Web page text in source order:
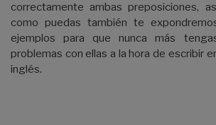
correctamente ambas preposiciones,
como puedas también te
ejemplos para que nunca más
problemas con ellas a la hora de escribir
inglés.